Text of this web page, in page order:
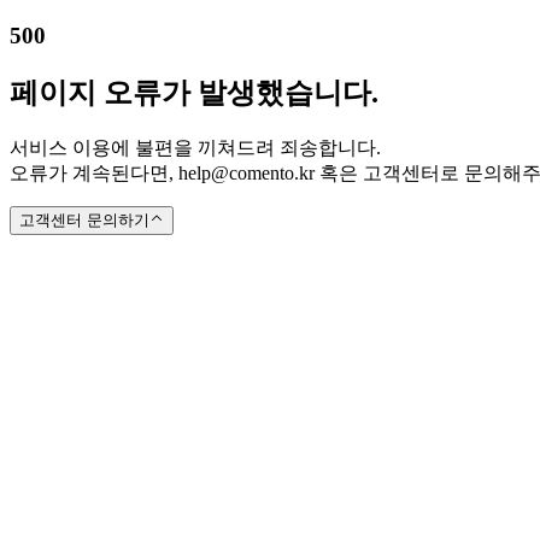
500
페이지 오류가 발생했습니다.
서비스 이용에 불편을 끼쳐드려 죄송합니다.
오류가 계속된다면, help@comento.kr 혹은 고객센터로 문의해
고객센터 문의하기